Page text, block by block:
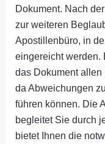
Dokument. Nach
zur weiteren
Apostillenbüro, in
eingereicht werden.
das Dokument allen
da Abweichungen
führen können. Die
begleitet Sie durch
bietet Ihnen die